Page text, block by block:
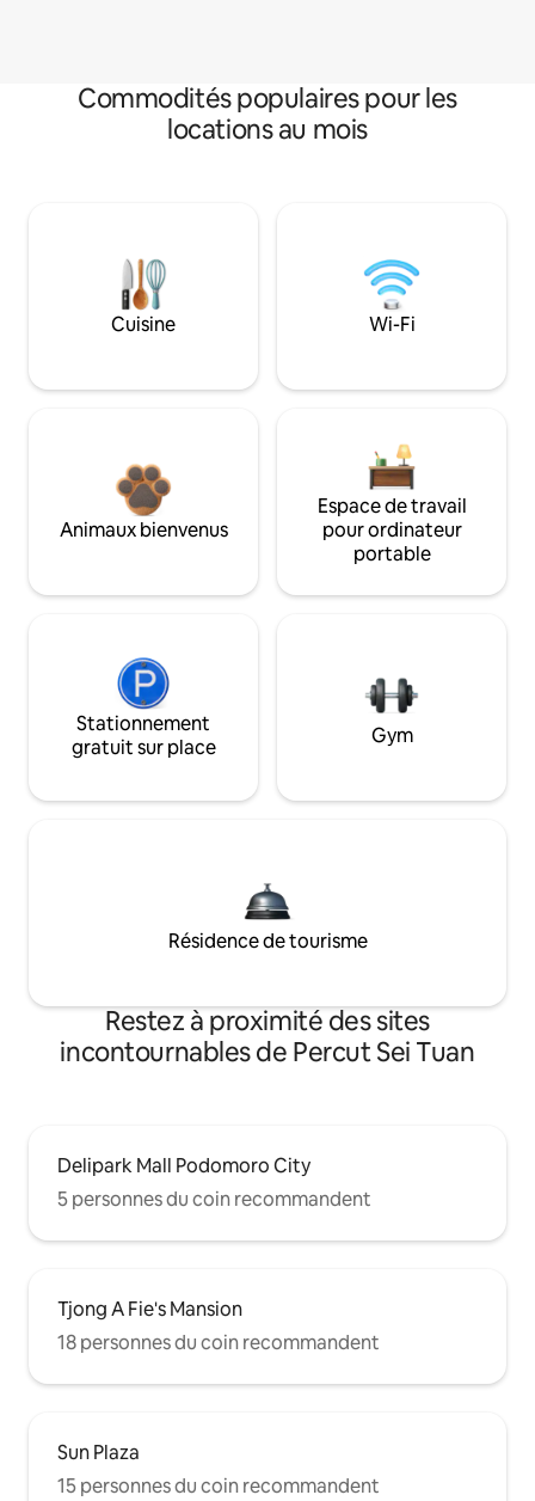
Commodités populaires pour les
locations au mois
Cuisine Wi-Fi
Animaux bienvenus
Espace de travail
pour ordinateur
portable
Stationnement
gratuit sur place
Gym
Résidence de tourisme
Restez à proximité des sites
incontournables de Percut Sei Tuan
Delipark Mall Podomoro City
5 personnes du coin recommandent
Tjong A Fie's Mansion
18 personnes du coin recommandent
Sun Plaza
15 personnes du coin recommandent